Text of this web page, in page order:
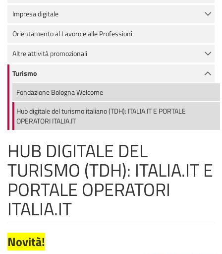
Impresa digitale
Orientamento al Lavoro e alle Professioni
Altre attività promozionali
Turismo
Fondazione Bologna Welcome
Hub digitale del turismo italiano (TDH): ITALIA.IT E PORTALE
OPERATORI ITALIA.IT
HUB DIGITALE DEL
TURISMO (TDH): ITALIA.IT E
PORTALE OPERATORI
ITALIA.IT
Novità!